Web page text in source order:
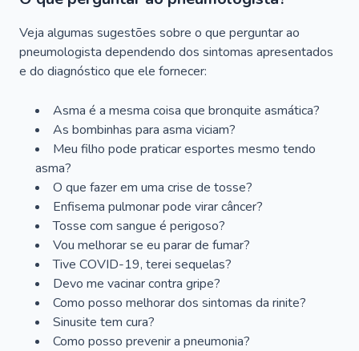
Veja algumas sugestões sobre o que perguntar ao
pneumologista dependendo dos sintomas apresentados
e do diagnóstico que ele fornecer:
Asma é a mesma coisa que bronquite asmática?
As bombinhas para asma viciam?
Meu filho pode praticar esportes mesmo tendo
asma?
O que fazer em uma crise de tosse?
Enfisema pulmonar pode virar câncer?
Tosse com sangue é perigoso?
Vou melhorar se eu parar de fumar?
Tive COVID-19, terei sequelas?
Devo me vacinar contra gripe?
Como posso melhorar dos sintomas da rinite?
Sinusite tem cura?
Como posso prevenir a pneumonia?